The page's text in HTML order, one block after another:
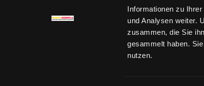
Informationen zu
und Analysen weiter.
zusammen, die Sie
gesammelt haben.
nutzen.
© Premium Account kaufen - premium-
Erstellt mit